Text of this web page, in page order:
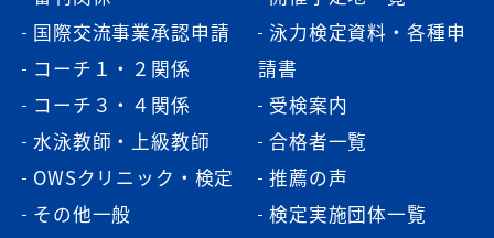
国際交流事業承認申請
コーチ１・２関係
コーチ３・４関係
水泳教師・上級教師
OWSクリニック・検定
その他一般
泳力検定資料・各種申
請書
受検案内
合格者一覧
推薦の声
検定実施団体一覧